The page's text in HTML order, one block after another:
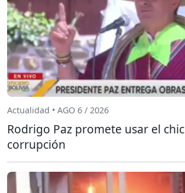
Actualidad • AGO 6 / 2026
Rodrigo Paz promete usar el
corrupción